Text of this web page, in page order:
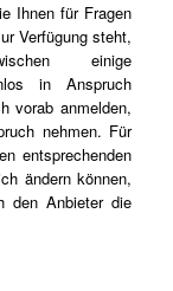
Ihnen für Fragen
Verfügung steht,
einige
in Anspruch
vorab anmelden,
nehmen. Für
entsprechenden
ändern können,
den Anbieter die